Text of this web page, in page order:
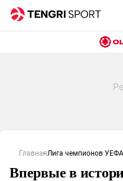
ГлавнаяЛига чемпионов УЕФА
Впервые в